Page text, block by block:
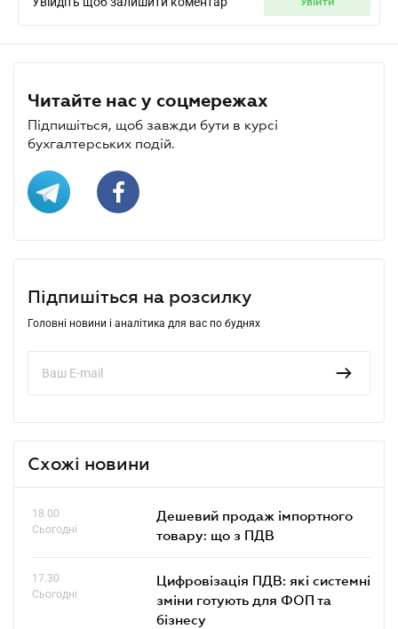
Читайте нас у соцмережах
Підпишіться, щоб завжди бути в курсі
бухгалтерських подій.
Підпишіться на розсилку
Головні новини і аналітика для вас по буднях
Схожі новини
18.00
Сьогодні
Дешевий продаж імпортного
товару: що з ПДВ
17.30
Сьогодні
Цифровізація ПДВ: які системні
зміни готують для ФОП та
бізнесу